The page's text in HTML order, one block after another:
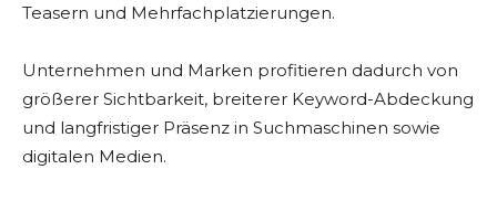
Teasern und Mehrfachplatzierungen.
Unternehmen und Marken profitieren dadurch von
größerer Sichtbarkeit, breiterer Keyword-Abdeckung
und langfristiger Präsenz in Suchmaschinen sowie
digitalen Medien.